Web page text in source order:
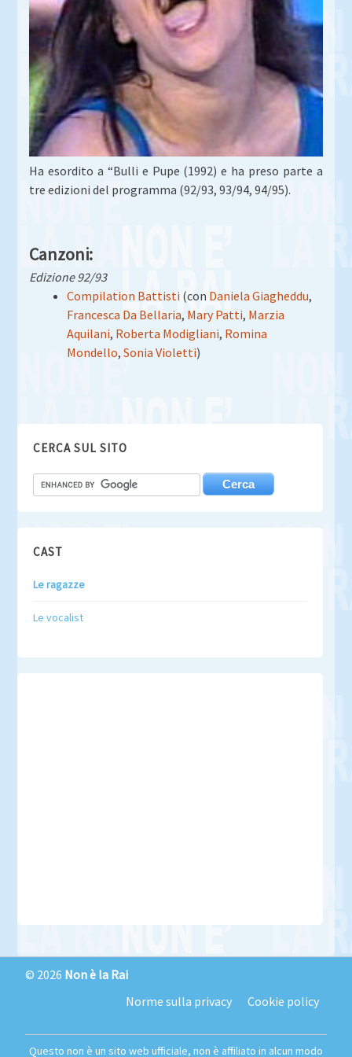
Ha esordito a “Bulli e Pupe (1992) e ha preso parte a
tre edizioni del programma (92/93, 93/94, 94/95).
Canzoni:
Edizione 92/93
Compilation Battisti (con Daniela Giagheddu,
Francesca Da Bellaria, Mary Patti, Marzia
Aquilani, Roberta Modigliani, Romina
Mondello,Sonia Violetti)
CERCA SUL SITO
CAST
Le ragazze
Le vocalist
© 2026 Non è la Rai
Norme sulla privacy
Cookie policy
Questo non è un sito web ufficiale, non è affiliato in alcun modo